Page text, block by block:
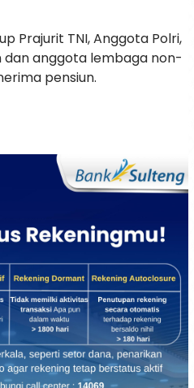
Prajurit TNI, Anggota Polri,
anggota lembaga non-
pensiun.